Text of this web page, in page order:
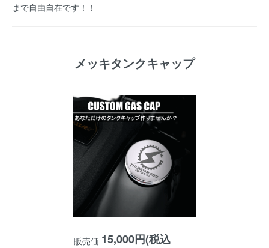
まで自由自在です！！
メッキタンクキャップ
販売価 15,000円(税込